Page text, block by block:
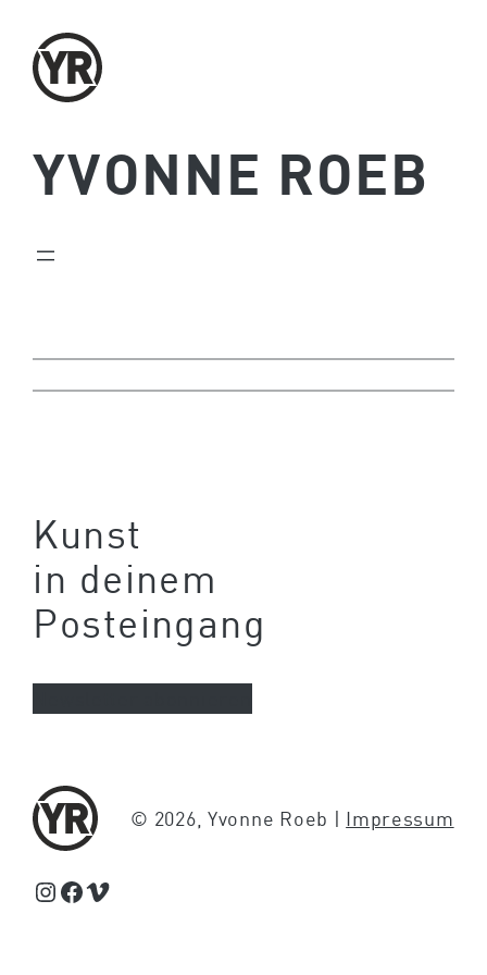
Inhalt
springen
YVONNE ROEB
Kunst
in deinem
Posteingang
© 2026, Yvonne Roeb | Impressum
Schaue Feed, Reels und Storys auf Instagram von Yvonne Roeb
Facebook
Schaue Videos auf Vimeo über Yvonne Roeb